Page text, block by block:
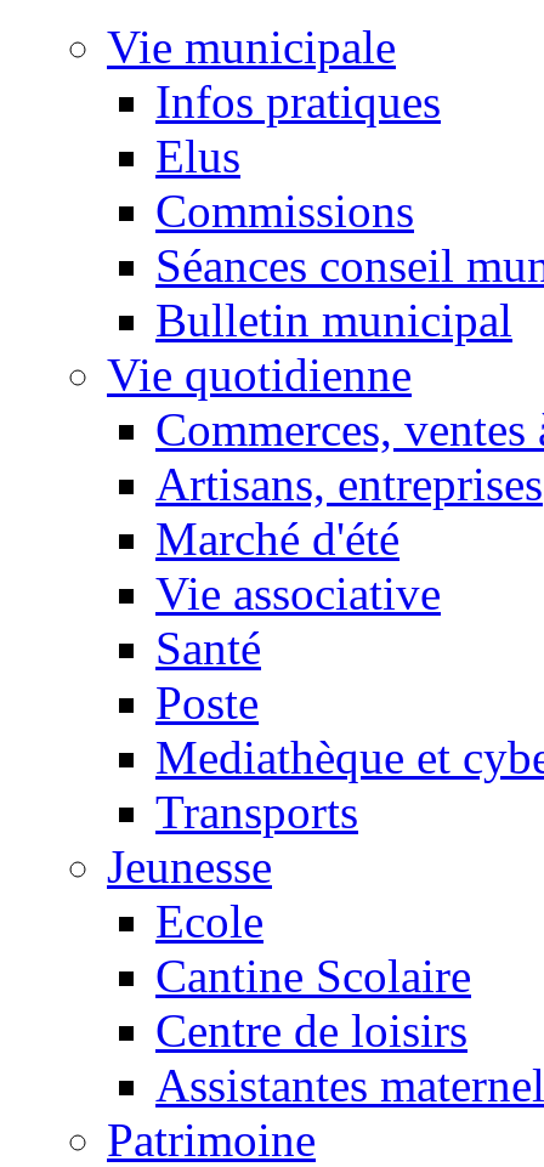
Vie municipale
Infos pratiques
Elus
Commissions
Séances conseil
Bulletin municipal
Vie quotidienne
Commerces, ventes
Artisans, entreprises
Marché d'été
Vie associative
Santé
Poste
Mediathèque et
Transports
Jeunesse
Ecole
Cantine Scolaire
Centre de loisirs
Assistantes
Patrimoine